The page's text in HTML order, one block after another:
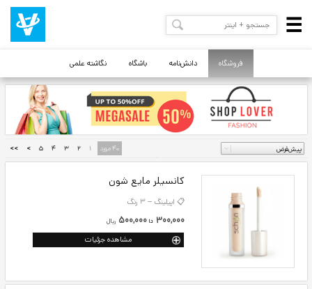
فروشگاه دانش‌نامه باشگاه نگاشته علمی
1
2
3
4
5
>